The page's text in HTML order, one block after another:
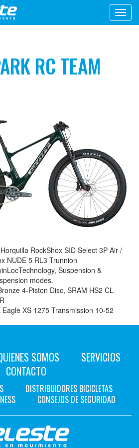
RC TEAM
RockShox SID Select 3P Air /
NUDE 5 RL3 Trunnion
Suspension &
modes.
4-Piston Disc, SRAM HS2 CL
XS 1275 Transmission 10-52
SOMOS
SERVICIOS
CONTACTO
DISTRIBUIDORES BICICLETAS
CONSEJOS DE SEGURIDAD